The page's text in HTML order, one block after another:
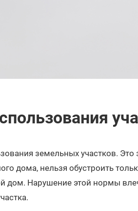
земельных участков. Это
дома, нельзя обустроить
дом. Нарушение этой нормы